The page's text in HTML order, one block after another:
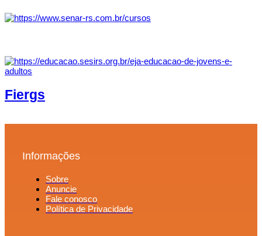
Fiergs
Informações
Sobre
Anuncie
Fale conosco
Política de Privacidade